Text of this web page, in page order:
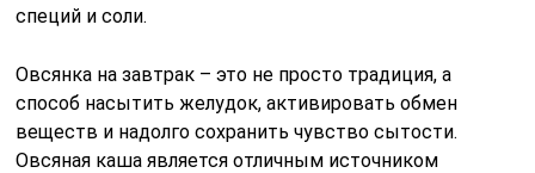
специй и соли.
Овсянка на завтрак – это не просто традиция, а
способ насытить желудок, активировать обмен
веществ и надолго сохранить чувство сытости.
Овсяная каша является отличным источником